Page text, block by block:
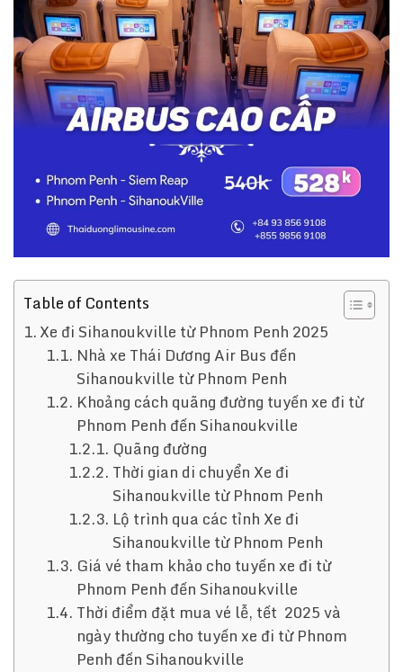
Table of Contents
Xe đi Sihanoukville từ Phnom Penh 2025
Nhà xe Thái Dương Air Bus đến
Sihanoukville từ Phnom Penh
Khoảng cách quãng đường tuyến xe đi từ
Phnom Penh đến Sihanoukville
Quãng đường
Thời gian di chuyển Xe đi
Sihanoukville từ Phnom Penh
Lộ trình qua các tỉnh Xe đi
Sihanoukville từ Phnom Penh
Giá vé tham khảo cho tuyến xe đi từ
Phnom Penh đến Sihanoukville
Thời điểm đặt mua vé lễ, tết 2025 và
ngày thường cho tuyến xe đi từ Phnom
Penh đến Sihanoukville